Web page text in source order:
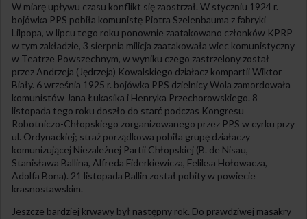
W miarę upływu czasu konflikt się zaostrzał. W styczniu 1924 r.
bojówka PPS pobiła komunistę Piotra Szelenbauma z fabryki
Lilpopa, w lipcu tego roku ponownie zaatakowano członków KPRP
w tym zakładzie, 3 sierpnia milicja zaatakowała wiec komunistyczny
w Teatrze Powszechnym, w wyniku czego zastrzelony został
przez Andrzeja (Jędrzeja) Kowalskiego działacz kompartii Wiktor
Biały. 6 września 1925 r. bojówka PPS dzielnicy Wola zamordowała
komunistów Jana Łukasika i Henryka Przechorowskiego. 8
listopada tego roku doszło do starć podczas Kongresu
Robotniczo-Chłopskiego zorganizowanego przez PPS w cyrku przy
ul. Ordynackiej; straż porządkowa pobiła grupę działaczy
komunizującej Niezależnej Partii Chłopskiej (B. de Nisau,
Stanisława Ballina, Alfreda Fiderkiewicza, Feliksa Hołowacza,
Adolfa Bona). 21 listopada Ballin został pobity w powiecie
krasnostawskim.
Jeszcze bardziej krwawy był następny rok. Do prawdziwej masakry